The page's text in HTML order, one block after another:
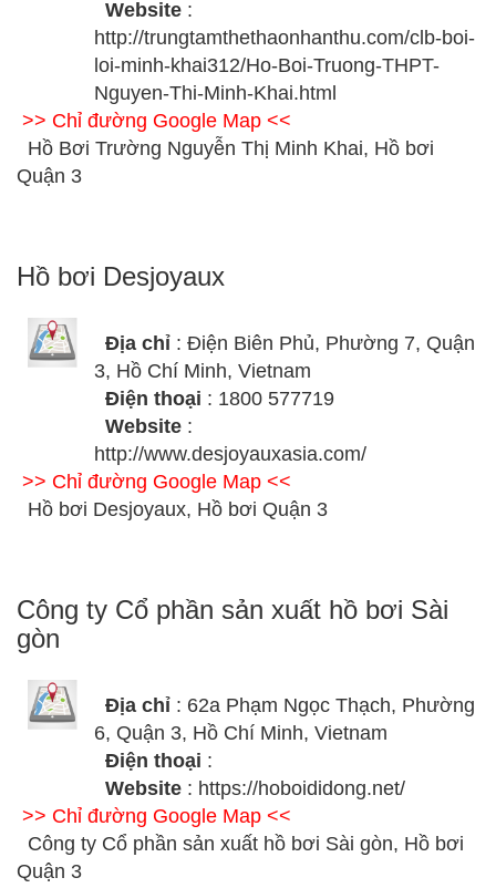
Website :
http://trungtamthethaonhanthu.com/clb-boi-
loi-minh-khai312/Ho-Boi-Truong-THPT-
Nguyen-Thi-Minh-Khai.html
>> Chỉ đường Google Map <<
Hồ Bơi Trường Nguyễn Thị Minh Khai, Hồ bơi
Quận 3
Hồ bơi Desjoyaux
Địa chỉ : Điện Biên Phủ, Phường 7, Quận
3, Hồ Chí Minh, Vietnam
Điện thoại : 1800 577719
Website :
http://www.desjoyauxasia.com/
>> Chỉ đường Google Map <<
Hồ bơi Desjoyaux, Hồ bơi Quận 3
Công ty Cổ phần sản xuất hồ bơi Sài
gòn
Địa chỉ : 62a Phạm Ngọc Thạch, Phường
6, Quận 3, Hồ Chí Minh, Vietnam
Điện thoại :
Website : https://hoboididong.net/
>> Chỉ đường Google Map <<
Công ty Cổ phần sản xuất hồ bơi Sài gòn, Hồ bơi
Quận 3